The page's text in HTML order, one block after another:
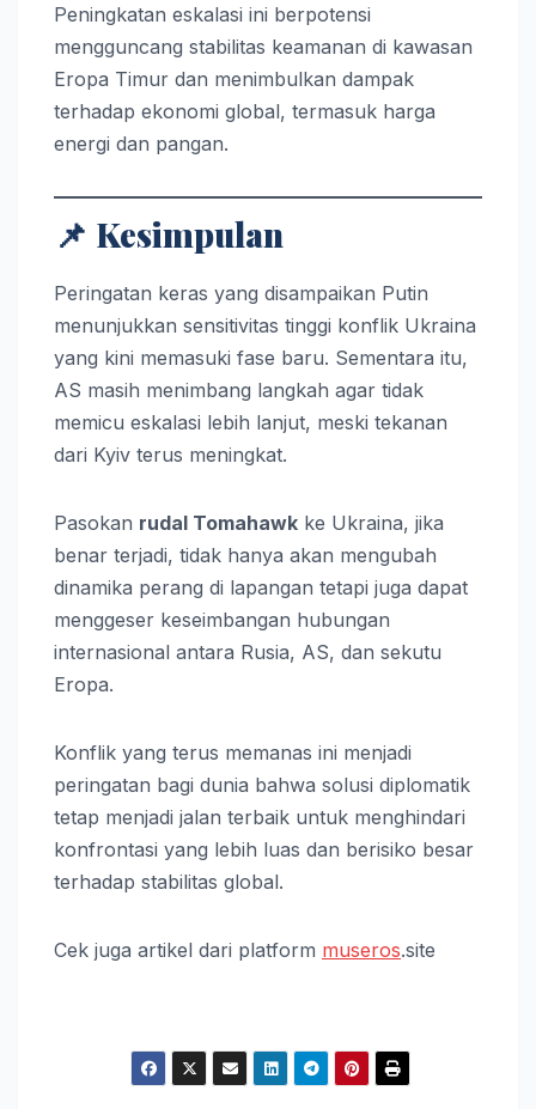
Peningkatan eskalasi ini berpotensi
mengguncang stabilitas keamanan di kawasan
Eropa Timur dan menimbulkan dampak
terhadap ekonomi global, termasuk harga
energi dan pangan.
📌 Kesimpulan
Peringatan keras yang disampaikan Putin
menunjukkan sensitivitas tinggi konflik Ukraina
yang kini memasuki fase baru. Sementara itu,
AS masih menimbang langkah agar tidak
memicu eskalasi lebih lanjut, meski tekanan
dari Kyiv terus meningkat.
Pasokan rudal Tomahawk ke Ukraina, jika
benar terjadi, tidak hanya akan mengubah
dinamika perang di lapangan tetapi juga dapat
menggeser keseimbangan hubungan
internasional antara Rusia, AS, dan sekutu
Eropa.
Konflik yang terus memanas ini menjadi
peringatan bagi dunia bahwa solusi diplomatik
tetap menjadi jalan terbaik untuk menghindari
konfrontasi yang lebih luas dan berisiko besar
terhadap stabilitas global.
Cek juga artikel dari platform museros.site